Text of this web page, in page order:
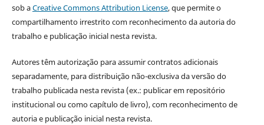
sob aCreative Commons Attribution License, que permite o
compartilhamento irrestrito com reconhecimento da autoria do
trabalho e publicação inicial nesta revista.
Autores têm autorização para assumir contratos adicionais
separadamente, para distribuição não-exclusiva da versão do
trabalho publicada nesta revista (ex.: publicar em repositório
institucional ou como capítulo de livro), com reconhecimento de
autoria e publicação inicial nesta revista.